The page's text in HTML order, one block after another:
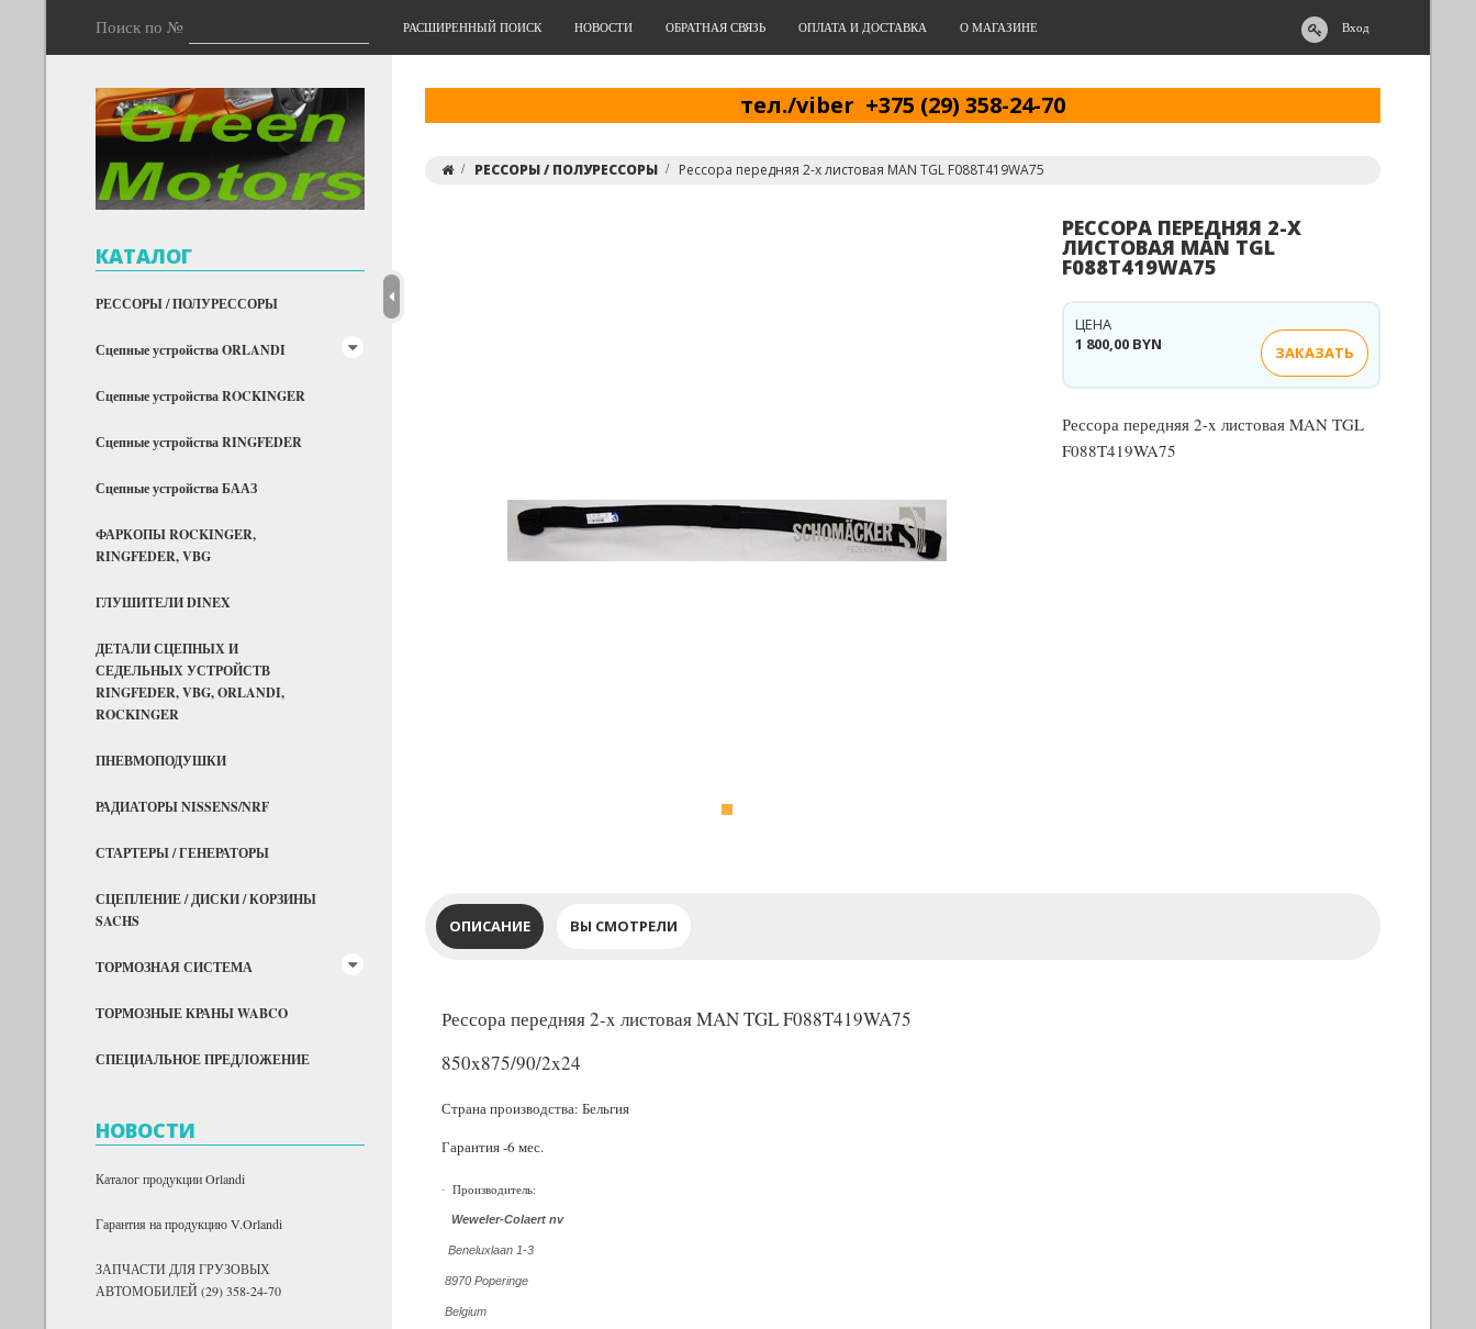
Вход
Поиск по № РАСШИРЕННЫЙ ПОИСК НОВОСТИ ОБРАТНАЯ СВЯЗЬ ОПЛАТА И ДОСТАВКА О МАГАЗИНЕ
КАТАЛОГ
РЕССОРЫ / ПОЛУРЕССОРЫ
Сцепные устройства ORLANDI
Сцепные устройства ROCKINGER
Сцепные устройства RINGFEDER
Сцепные устройства БААЗ
ФАРКОПЫ ROCKINGER,
RINGFEDER, VBG
ГЛУШИТЕЛИ DINEX
ДЕТАЛИ СЦЕПНЫХ И
СЕДЕЛЬНЫХ УСТРОЙСТВ
RINGFEDER, VBG, ORLANDI,
ROCKINGER
ПНЕВМОПОДУШКИ
РАДИАТОРЫ NISSENS/NRF
СТАРТЕРЫ / ГЕНЕРАТОРЫ
СЦЕПЛЕНИЕ / ДИСКИ / КОРЗИНЫ
SACHS
ТОРМОЗНАЯ СИСТЕМА
ТОРМОЗНЫЕ КРАНЫ WABCO
СПЕЦИАЛЬНОЕ ПРЕДЛОЖЕНИЕ
НОВОСТИ
Каталог продукции Orlandi
Гарантия на продукцию V.Orlandi
ЗАПЧАСТИ ДЛЯ ГРУЗОВЫХ
АВТОМОБИЛЕЙ (29) 358-24-70
тел./viber +375 (29) 358-24-70
РЕССОРЫ / ПОЛУРЕССОРЫ Рессора передняя 2-x листовая MAN TGL F088T419WA75
РЕССОРА ПЕРЕДНЯЯ 2-X
ЛИСТОВАЯ MAN TGL
F088T419WA75
1 800,00 BYN
ЦЕНА
ЗАКАЗАТЬ
Рессора передняя 2-x листовая MAN TGL
F088T419WA75
ОПИСАНИЕ ВЫ СМОТРЕЛИ
Рессора передняя 2-x листовая MAN TGL F088T419WA75
850x875/90/2x24
Страна производства: Бельгия
Гарантия -6 мес.
· Производитель:
Weweler-Colaert nv
Beneluxlaan 1-3
8970 Poperinge
Belgium